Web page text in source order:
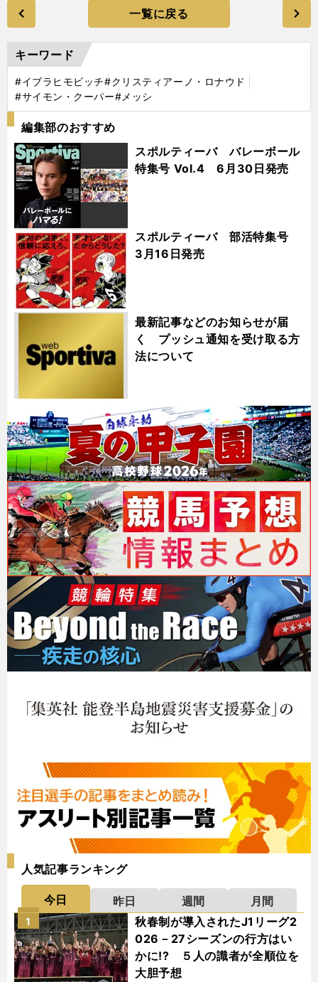
一覧に戻る
キーワード
#イブラヒモビッチ#クリスティアーノ・ロナウド
#サイモン・クーパー#メッシ
編集部のおすすめ
スポルティーバ バレーボール
特集号 Vol.4 6月30日発売
スポルティーバ 部活特集号
3月16日発売
最新記事などのお知らせが届
く プッシュ通知を受け取る方
法について
人気記事ランキング
今日 昨日 週間
月間
秋春制が導入されたJ1リーグ2
026－27シーズンの行方はい
かに!? ５人の識者が全順位を
大胆予想
1